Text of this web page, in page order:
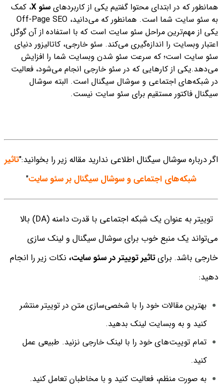
همانطور که در ابتدای محتوا گفتیم یکی از کاربردهای سئو X
، کمک
به سئو سایت شما است. همانطور که می‌دانید، Off-Page SEO
یکی از مهم‌ترین مراحل سئو سایت است که با استفاده از آن گوگل
اعتبار وبسایت را اندازه‌گیری می‌کند. سئو خارجی، کاتالیزور دنیای
سئو سایت است؛ که سرعت سئو شدن وبسایت شما را افزایش
می‌دهد.یکی از کارهایی که در سئو خارجی انجام می‌شود، فعالیت
در شبکه‌های اجتماعی و سوشال سیگنال است. البته سوشال
سیگنال فاکتور مستقیم برای سئو سایت نیست.
اگر درباره سوشال سیگنال اطلاعی ندارید مقاله زیر را بخوانید:"تاثیر
شبکه‌های اجتماعی و سوشال سیگنال بر سئو سایت"
توییتر به عنوان یک شبکه اجتماعی با قدرت دامنه (DA) بالا
می‌تواند یک منبع خوب برای سوشال سیگنال و لینک سازی
خارجی باشد. برایتاثیر توییتر در سئو سایت، نکات زیر را انجام
دهید:
بهترین مقالات خود را با شخصی‌سازی متن در توییتر منتشر
کنید و به وبسایت لینک بدهید.
تمام توییت‌های خود را با لینک خارجی نزنید. طبیعی عمل
کنید.
به صورت منظم، فعالیت کنید و با مخاطبان تعامل کنید.